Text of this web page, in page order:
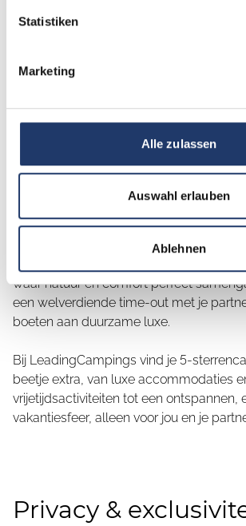
Statistiken
Marketing
Alle zulassen
Auswahl erlauben
Ablehnen
Home Soorten Vakanties
Luxe kamperen
tweeën: natuur,
ontspanning &
onvergetelijke
waar natuur en comfort perfect
een welverdiende time-out met je
boeten aan duurzame luxe.
Bij LeadingCampings vind je 5-
beetje extra, van luxe accommodaties
vrijetijdsactiviteiten tot een ontspannen,
vakantiesfeer, alleen voor jou en je
Privacy &